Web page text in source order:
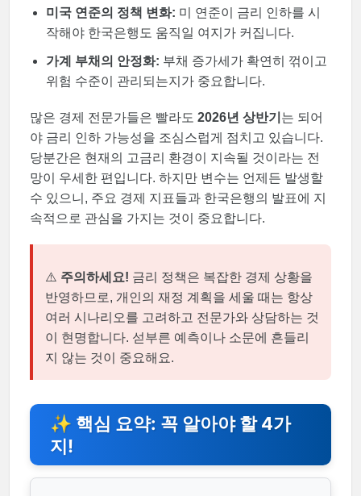
미국 연준의 정책 변화: 미 연준이 금리 인하를 시
작해야 한국은행도 움직일 여지가 커집니다.
가계 부채의 안정화: 부채 증가세가 확연히 꺾이고
위험 수준이 관리되는지가 중요합니다.
많은 경제 전문가들은 빨라도 2026년 상반기 는 되어
야 금리 인하 가능성을 조심스럽게 점치고 있습니다.
당분간은 현재의 고금리 환경이 지속될 것이라는 전
망이 우세한 편입니다. 하지만 변수는 언제든 발생할
수 있으니, 주요 경제 지표들과 한국은행의 발표에 지
속적으로 관심을 가지는 것이 중요합니다.
⚠️ 주의하세요! 금리 정책은 복잡한 경제 상황을
반영하므로, 개인의 재정 계획을 세울 때는 항상
여러 시나리오를 고려하고 전문가와 상담하는 것
이 현명합니다. 섣부른 예측이나 소문에 흔들리
지 않는 것이 중요해요.
✨ 핵심 요약: 꼭 알아야 할 4가
지!